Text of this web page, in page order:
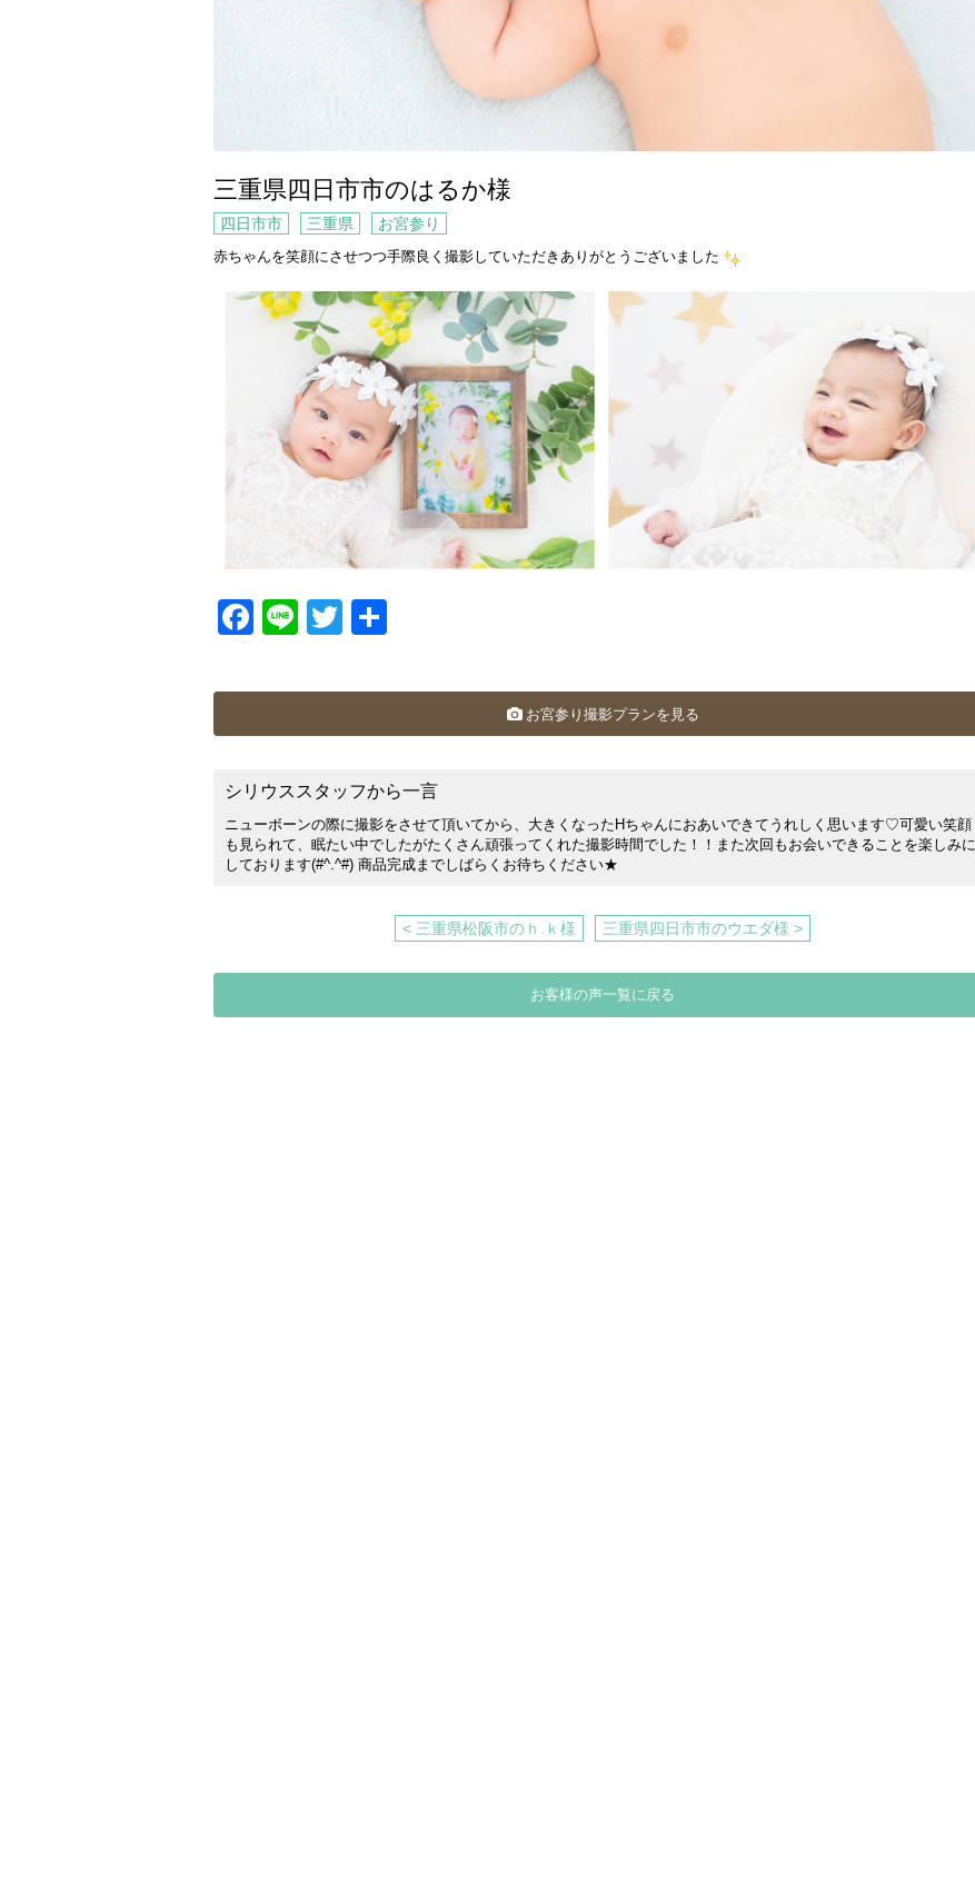
三重県四日市市のはるか様
四日市市 三重県 お宮参り
赤ちゃんを笑顔にさせつつ手際良く撮影していただきありがとうございました
Facebook
LineTwitter
お宮参り撮影プランを見る
シリウススタッフから一言
ニューボーンの際に撮影をさせて頂いてから、大きくなったHちゃんにおあいできてうれしく思います♡可愛い笑顔
も見られて、眠たい中でしたがたくさん頑張ってくれた撮影時間でした！！また次回もお会いできることを楽しみに
しております(#^.^#) 商品完成までしばらくお待ちください★
< 三重県松阪市のｈ.ｋ様 三重県四日市市のウエダ様 >
お客様の声一覧に戻る